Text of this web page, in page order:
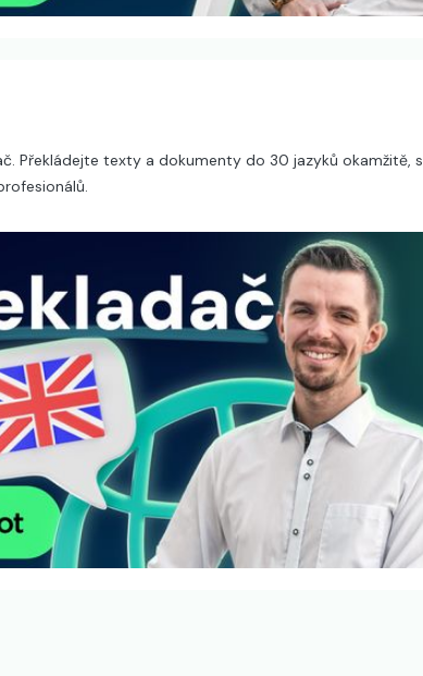
Překládejte texty a dokumenty do 30 jazyků okamžitě, s